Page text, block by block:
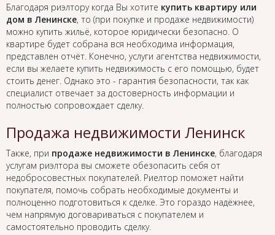
Благодаря риэлтору когда Вы хотите купить квартиру или
дом в Ленинске, то (при покупке и продаже недвижимости)
можно купить жильё, которое юридически безопасно. О
квартире будет собрана вся необходима информация,
представлен отчёт. Конечно, услуги агентства недвижимости,
если вы желаете купить недвижимость с его помощью, будет
стоить денег. Однако это - гарантия безопасности, так как
специалист отвечает за достоверность информации и
полностью сопровождает сделку.
Продажа недвижимости Ленинск
Также, при продаже недвижимости в Ленинске, благодаря
услугам риэлтора вы сможете обезопасить себя от
недобросовестных покупателей. Риелтор поможет найти
покупателя, помочь собрать необходимые документы и
полноценно подготовиться к сделке. Это гораздо надёжнее,
чем напрямую договариваться с покупателем и
самостоятельно проводить сделку.